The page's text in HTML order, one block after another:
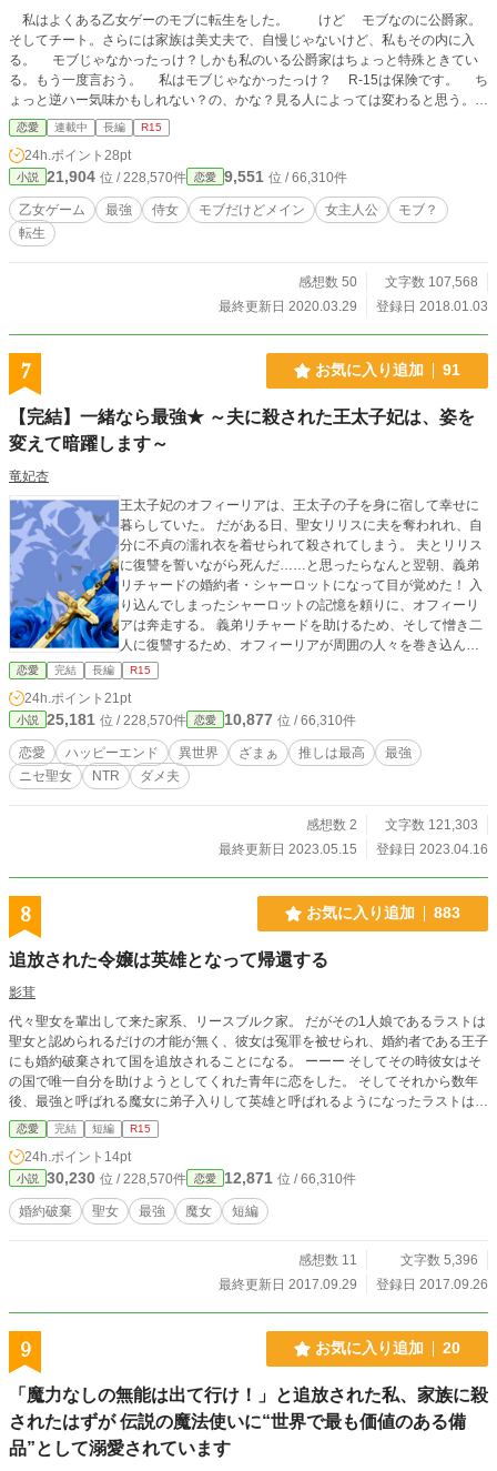
私はよくある乙女ゲーのモブに転生をした。 けど モブなのに公爵家。
そしてチート。さらには家族は美丈夫で、自慢じゃないけど、私もその内に入
る。 モブじゃなかったっけ？しかも私のいる公爵家はちょっと特殊ときてい
る。もう一度言おう。 私はモブじゃなかったっけ？ R-15は保険です。 ち
ょっと逆ハー気味かもしれない？の、かな？見る人によっては変わると思う。
注意：作者も注意しておりますが、誤字脱字が限りなく多い作品となっておりま
す。
恋愛 連載中 長編 R15
24h.ポイント 28pt
小説 21,904 位 / 228,570件 恋愛 9,551 位 / 66,310件
乙女ゲーム 最強 侍女 モブだけどメイン 女主人公
モブ？
転生
感想数 50
文字数 107,568
最終更新日 2020.03.29
登録日 2018.01.03
7 お気に入り追加 91
【完結】一緒なら最強★ ～夫に殺された王太子妃は、姿を
変えて暗躍します～
竜妃杏
王太子妃のオフィーリアは、王太子の子を身に宿して幸せに
暮らしていた。 だがある日、聖女リリスに夫を奪われれ、自
分に不貞の濡れ衣を着せられて殺されてしまう。 夫とリリス
に復讐を誓いながら死んだ……と思ったらなんと翌朝、義弟
リチャードの婚約者・シャーロットになって目が覚めた！ 入
り込んでしまったシャーロットの記憶を頼りに、オフィーリ
アは奔走する。 義弟リチャードを助けるため、そして憎き二
人に復讐するため、オフィーリアが周囲の人々を巻き込んで
奮闘する物語です。 ※前半はシリアス展開で残虐なシーンが
出てきます。 後半はギャグテイストを含みます。 Ｒ１５はそ
の保険です。苦手な方はお気をつけて下さい。
恋愛 完結 長編 R15
24h.ポイント 21pt
小説 25,181 位 / 228,570件 恋愛 10,877 位 / 66,310件
恋愛 ハッピーエンド 異世界 ざまぁ 推しは最高
最強
ニセ聖女
NTR ダメ夫
感想数 2
文字数 121,303
最終更新日 2023.05.15
登録日 2023.04.16
8 お気に入り追加 883
追放された令嬢は英雄となって帰還する
影茸
代々聖女を輩出して来た家系、リースブルク家。 だがその1人娘であるラストは
聖女と認められるだけの才能が無く、彼女は冤罪を被せられ、婚約者である王子
にも婚約破棄されて国を追放されることになる。 ーーー そしてその時彼女はそ
の国で唯一自分を助けようとしてくれた青年に恋をした。 そしてそれから数年
後、最強と呼ばれる魔女に弟子入りして英雄と呼ばれるようになったラストは、
恋心を胸に国へと帰還する…… ※この作品は最初のプロローグだけを現段階だ
けで短編として投稿する予定です！
恋愛 完結 短編 R15
24h.ポイント 14pt
小説 30,230 位 / 228,570件 恋愛 12,871 位 / 66,310件
婚約破棄 聖女 最強 魔女 短編
感想数 11
文字数 5,396
最終更新日 2017.09.29
登録日 2017.09.26
9 お気に入り追加 20
「魔力なしの無能は出て行け！」と追放された私、家族に殺
されたはずが 伝説の魔法使いに“世界で最も価値のある備
品”として溺愛されています